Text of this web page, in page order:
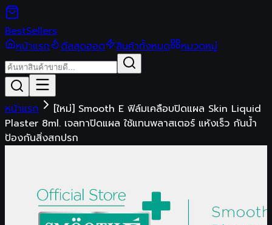
BestSellers
หน้าแรก
ดีลสุดฮอต สินค้าทั้งหมด หมวดหมู่
หน้าแรก
[ใหม่] Smooth E ฟิล์มเคลือบปิดแผล Skin Liquid
Plaster 8ml. เจลทาปิดแผล ใช้แทนพลาสเตอร์ แห้งเร็ว กันน้ำ
ป้องกันสิ่งสกปรก